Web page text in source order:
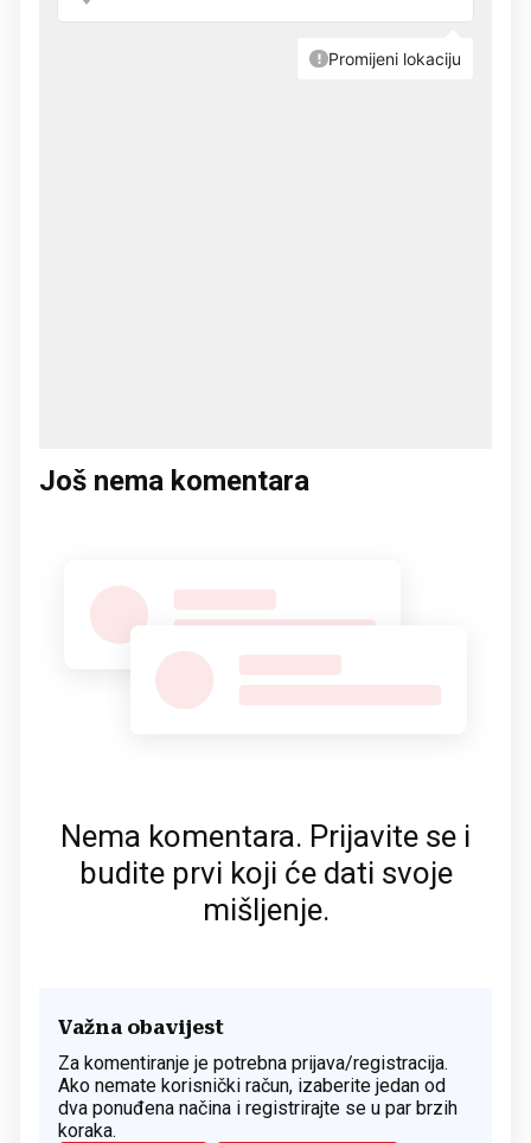
Još nema komentara
Nema komentara. Prijavite se i
budite prvi koji će dati svoje
mišljenje.
Važna obavijest
Za komentiranje je potrebna prijava/registracija.
Ako nemate korisnički račun, izaberite jedan od
dva ponuđena načina i registrirajte se u par brzih
koraka.